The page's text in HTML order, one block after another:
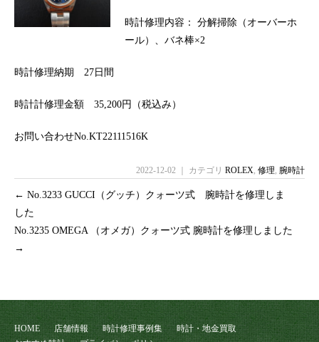
時計修理内容： 分解掃除（オーバーホ
ール）、バネ棒×2
時計修理納期 27日間
時計計修理金額 35,200円（税込み）
お問い合わせNo.KT22111516K
2022-12-02 ｜ カテゴリ ROLEX, 修理, 腕時計
← No.3233 GUCCI（グッチ）クォーツ式 腕時計を修理しま
した
No.3235 OMEGA （オメガ）クォーツ式 腕時計を修理しました
→
HOME 店舗情報 時計修理事例集
時計・地金買取